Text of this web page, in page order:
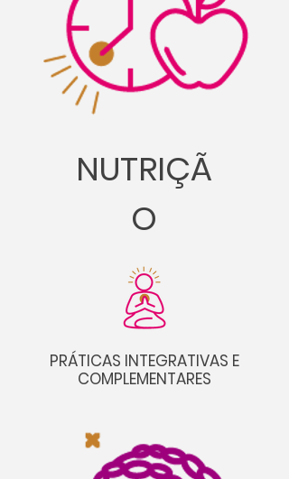
NUTRIÇÃ
O
PRÁTICAS INTEGRATIVAS E
COMPLEMENTARES